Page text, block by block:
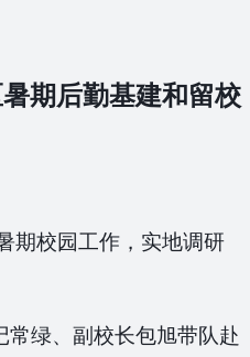
期后勤基建和留校
期校园工作，实地调研
绿、副校长包旭带队赴